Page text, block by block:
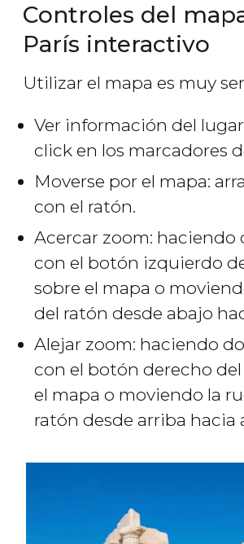
Controles del
París interactivo
Utilizar el mapa es muy
Ver información del
click en los marcadores
Moverse por el mapa:
con el ratón.
Acercar zoom: haciendo
con el botón izquierdo
sobre el mapa o
del ratón desde abajo
Alejar zoom: haciendo
con el botón derecho
el mapa o moviendo la
ratón desde arriba hacia